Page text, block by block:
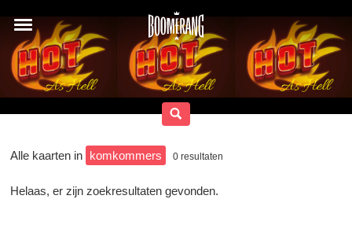
Alle kaarten in komkommers 0 resultaten
Helaas, er zijn zoekresultaten gevonden.